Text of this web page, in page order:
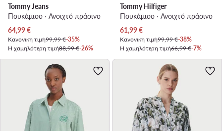
Tommy Jeans
Πουκάμισο · Ανοιχτό πράσινο
Τρέχουσα τιμή
64,99€
Κανονική τιμή99,99 €-35%
Η χαμηλότερη τιμή88,99 €-26%
Tommy Hilfiger
Πουκάμισο · Ανοιχτό πράσινο
Τρέχουσα τιμή
61,99€
Κανονική τιμή99,99 €-38%
Η χαμηλότερη τιμή66,99 €-7%